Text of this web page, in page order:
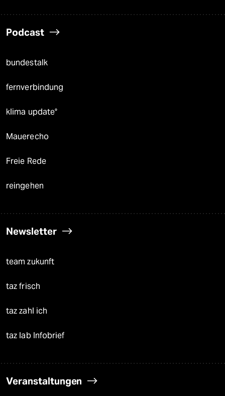
Podcast
bundestalk
fernverbindung
klima update°
Mauerecho
Freie Rede
reingehen
Newsletter
team zukunft
taz frisch
taz zahl ich
taz lab Infobrief
Veranstaltungen